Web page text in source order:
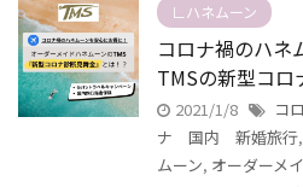
∟ハネムーン
コロナ禍のハネ
TMSの新型コロ
2021/1/8 コ
ナ 国内 新婚旅行,
ムーン, オーダーメ